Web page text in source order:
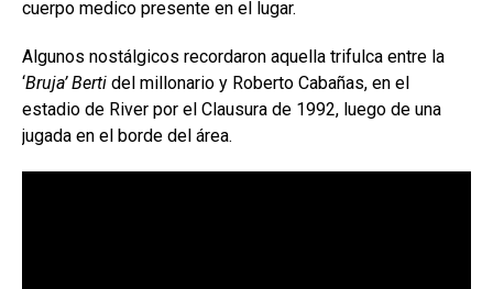
cuerpo medico presente en el lugar.
Algunos nostálgicos recordaron aquella trifulca entre la
‘Bruja’ Berti del millonario y Roberto Cabañas, en el
estadio de River por el Clausura de 1992, luego de una
jugada en el borde del área.